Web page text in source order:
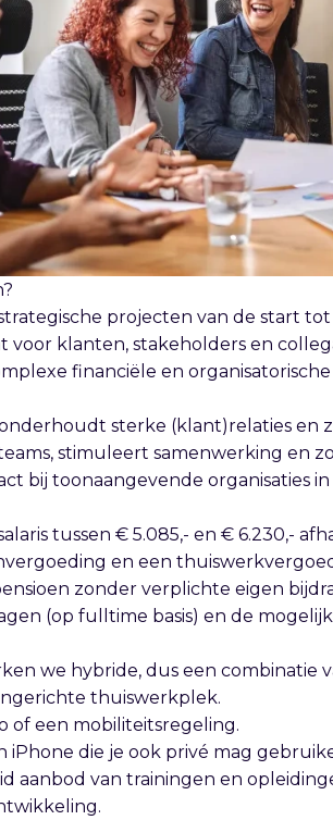
projecten van de start
voor klanten, stakeholders en
financiële en
sterke (klant)relaties en
stimuleert samenwerking en
bij toonaangevende organisaties
tussen € 5.085,- en € 6.230,-
en een
zonder verplichte eigen
(op fulltime basis) en de
we hybride, dus een combinatie
thuiswerkplek.
of een mobiliteitsregeling.
iPhone die je ook privé mag
aanbod van trainingen en